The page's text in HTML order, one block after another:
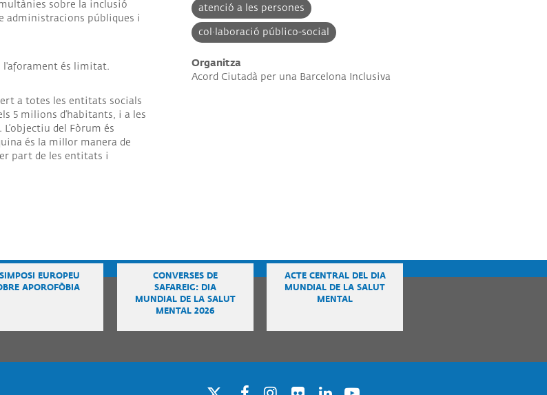
sobre la inclusió
administracions públiques i
l'aforament és limitat.
a totes les entitats socials
5 milions d’habitants, i a les
del Fòrum és
és la millor manera de
part de les entitats i
atenció a les persones
col·laboració público-social
Organitza
Acord Ciutadà per una Barcelona Inclusiva
EUROPEU
APOROFÒBIA
CONVERSES DE
SAFAREIG: DIA
MUNDIAL DE LA SALUT
MENTAL 2026
ACTE CENTRAL DEL DIA
MUNDIAL DE LA SALUT
MENTAL